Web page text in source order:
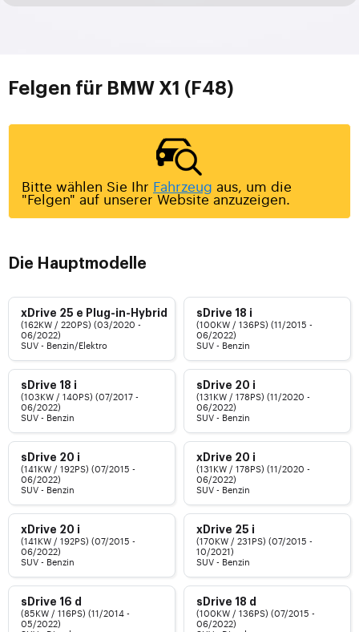
Felgen für BMW X1 (F48)
Bitte wählen Sie Ihr Fahrzeug aus, um die
"Felgen" auf unserer Website anzuzeigen.
Die Hauptmodelle
xDrive 25 e Plug-in-Hybrid
(162KW / 220PS) (03/2020 -
06/2022)
SUV - Benzin/Elektro
sDrive 18 i
(100KW / 136PS) (11/2015 -
06/2022)
SUV - Benzin
sDrive 18 i
(103KW / 140PS) (07/2017 -
06/2022)
SUV - Benzin
sDrive 20 i
(131KW / 178PS) (11/2020 -
06/2022)
SUV - Benzin
sDrive 20 i
(141KW / 192PS) (07/2015 -
06/2022)
SUV - Benzin
xDrive 20 i
(131KW / 178PS) (11/2020 -
06/2022)
SUV - Benzin
xDrive 20 i
(141KW / 192PS) (07/2015 -
06/2022)
SUV - Benzin
xDrive 25 i
(170KW / 231PS) (07/2015 -
10/2021)
SUV - Benzin
sDrive 16 d
(85KW / 116PS) (11/2014 -
05/2022)
sDrive 18 d
(100KW / 136PS) (07/2015 -
06/2022)